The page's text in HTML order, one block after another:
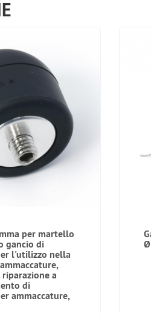
per martello
gancio di
l'utilizzo nella
a
di
ammaccature,